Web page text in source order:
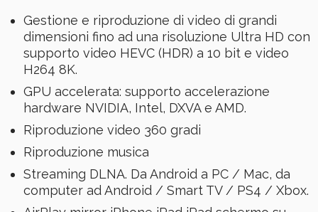
Gestione e riproduzione di video di grandi
dimensioni fino ad una risoluzione Ultra HD con
supporto video HEVC (HDR) a 10 bit e video
H264 8K.
GPU accelerata: supporto accelerazione
hardware NVIDIA, Intel, DXVA e AMD.
Riproduzione video 360 gradi
Riproduzione musica
Streaming DLNA. Da Android a PC / Mac, da
computer ad Android / Smart TV / PS4 / Xbox.